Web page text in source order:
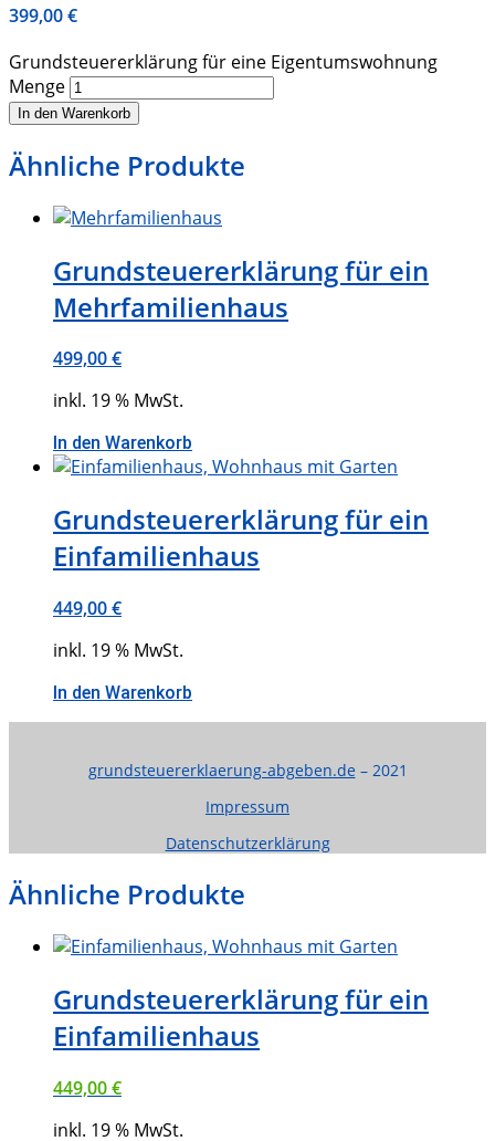
399,00€
Grundsteuererklärung für eine Eigentumswohnung
Menge
In den Warenkorb
Ähnliche Produkte
Grundsteuererklärung für ein
Mehrfamilienhaus
499,00€
inkl. 19 % MwSt.
In den Warenkorb
Grundsteuererklärung für ein
Einfamilienhaus
449,00€
inkl. 19 % MwSt.
In den Warenkorb
grundsteuererklaerung-abgeben.de – 2021
Impressum
Datenschutzerklärung
Ähnliche Produkte
Grundsteuererklärung für ein
Einfamilienhaus
449,00€
inkl. 19 % MwSt.